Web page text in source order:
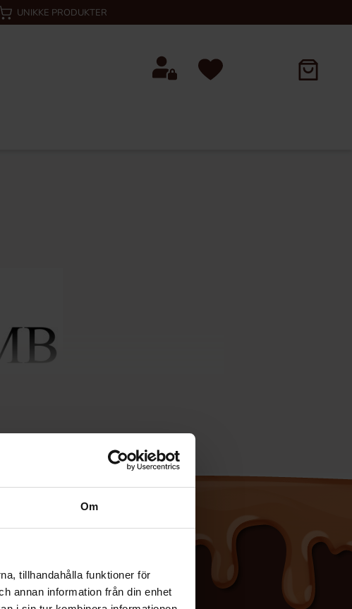
Om
tillhandahålla funktioner för
annan information från din enhet
UNIKKE PRODUKTER